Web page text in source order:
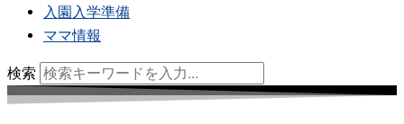
入園入学準備
ママ情報
検索